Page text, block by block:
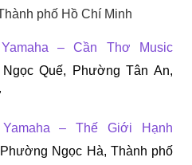
phố Hồ Chí Minh
– Cần Thơ Music
Quế, Phường Tân An,
– Thế Giới Hạnh
Ngọc Hà, Thành phố